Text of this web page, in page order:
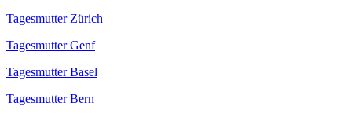
Tagesmutter Zürich
Tagesmutter Genf
Tagesmutter Basel
Tagesmutter Bern